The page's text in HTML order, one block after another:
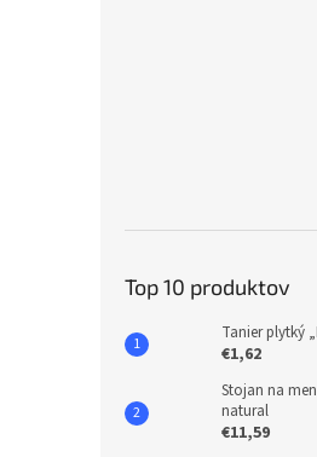
Top 10 produktov
Tanier plytký
€1,62
Stojan na
natural
€11,59